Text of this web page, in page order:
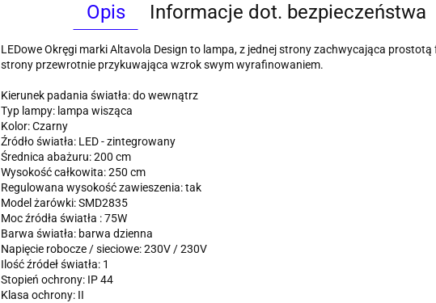
Opis Informacje dot. bezpieczeństwa
LEDowe Okręgi marki Altavola Design to lampa, z jednej strony zachwycająca
strony przewrotnie przykuwająca wzrok swym wyrafinowaniem.
Kierunek padania światła: do wewnątrz
Typ lampy: lampa wisząca
Kolor: Czarny
Źródło światła: LED - zintegrowany
Średnica abażuru: 200 cm
Wysokość całkowita: 250 cm
Regulowana wysokość zawieszenia: tak
Model żarówki: SMD2835
Moc źródła światła : 75W
Barwa światła: barwa dzienna
Napięcie robocze / sieciowe: 230V / 230V
Ilość źródeł światła: 1
Stopień ochrony: IP 44
Klasa ochrony: II